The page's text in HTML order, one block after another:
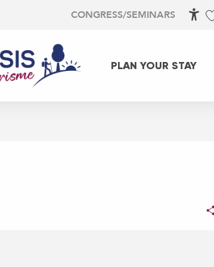
CONGRESS/SEMINARS
PLAN YOUR STAY